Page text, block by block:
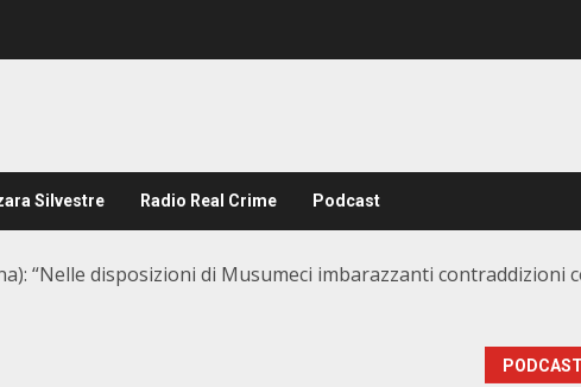
Silvestre Radio Real Crime Podcast
“Nelle disposizioni di Musumeci imbarazzanti contraddizioni
PODCAST